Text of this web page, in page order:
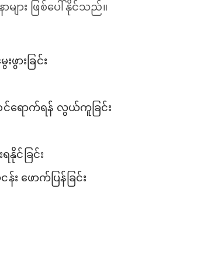
ျား ဖြစ်ပေါ်နိုင်သည်။
ားခြင်း
ရောက်ရန် လွယ်ကူခြင်း
နိုင်ခြင်း
ဖောက်ပြန်ခြင်း